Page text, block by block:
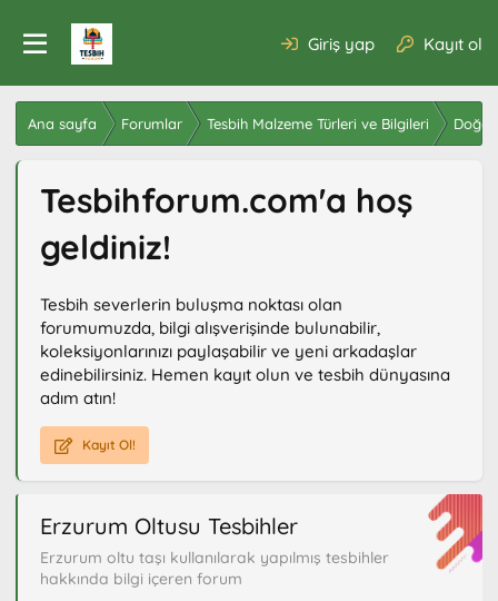
Giriş yap Kayıt ol
Ana sayfa Forumlar Tesbih Malzeme Türleri ve Bilgileri Doğal
Tesbihforum.com'a hoş
geldiniz!
Tesbih severlerin buluşma noktası olan
forumumuzda, bilgi alışverişinde bulunabilir,
koleksiyonlarınızı paylaşabilir ve yeni arkadaşlar
edinebilirsiniz. Hemen kayıt olun ve tesbih dünyasına
adım atın!
Kayıt Ol!
Erzurum Oltusu Tesbihler
Erzurum oltu taşı kullanılarak yapılmış tesbihler
hakkında bilgi içeren forum